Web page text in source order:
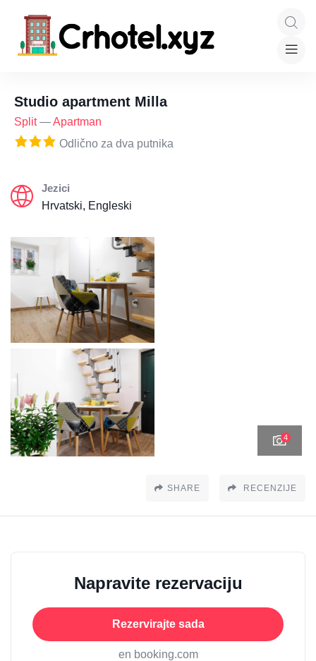
Studio apartment Milla
Split—Apartman
Odlično za dva putnika
Jezici
Hrvatski, Engleski
4
SHARE RECENZIJE
Napravite rezervaciju
Rezervirajte sada
en booking.com